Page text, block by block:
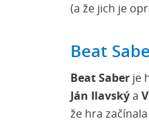
(a že jich je
Beat
Beat Saber je
Ján Ilavský a
že hra